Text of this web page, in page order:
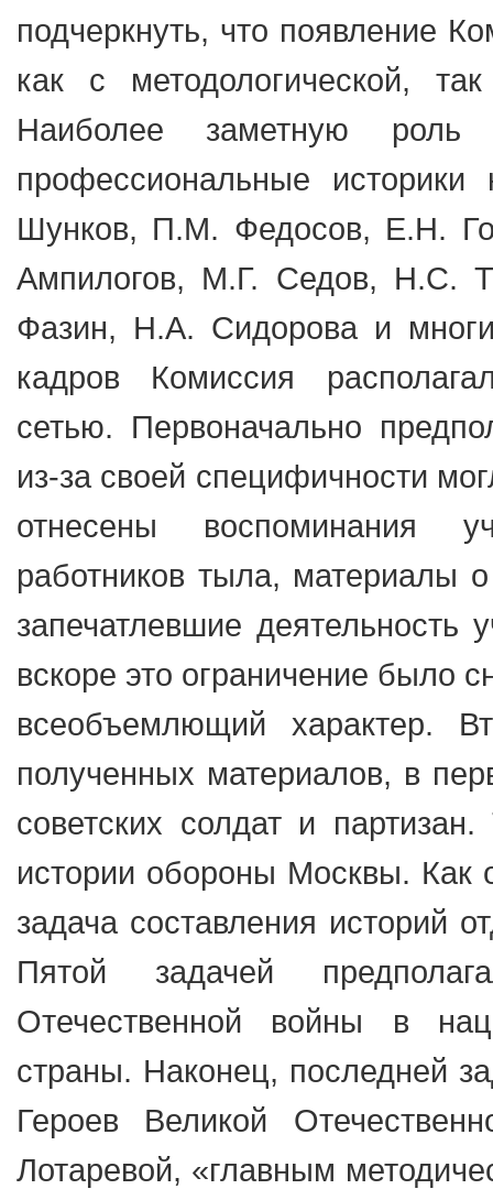
подчеркнуть, что появление
как с методологической,
Наиболее заметную
профессиональные
Шунков, П.М. Федосов, Е.Н.
Ампилогов, М.Г. Седов, Н.С.
Фазин, Н.А. Сидорова и
кадров Комиссия
сетью. Первоначально
из-за своей специфичности
отнесены воспоминания
работников тыла, материалы
запечатлевшие деятельность
вскоре это ограничение было
всеобъемлющий характер.
полученных материалов, в
советских солдат и
истории обороны Москвы. Как
задача составления историй
Пятой задачей
Отечественной войны в
страны. Наконец, последней
Героев Великой
Лотаревой, «главным